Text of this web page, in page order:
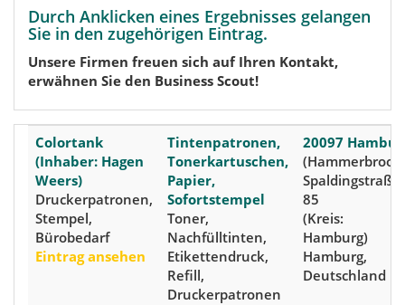
Durch Anklicken eines Ergebnisses gelangen
Sie in den zugehörigen Eintrag.
Unsere Firmen freuen sich auf Ihren Kontakt,
erwähnen Sie den Business Scout!
Colortank
(Inhaber: Hagen
Weers)
Druckerpatronen,
Stempel,
Bürobedarf
Eintrag ansehen
Tintenpatronen,
Tonerkartuschen,
Papier,
Sofortstempel
Toner,
Nachfülltinten,
Etikettendruck,
Refill,
Druckerpatronen
20097
Spaldingstraße
85
(Kreis:
Hamburg)
Hamburg,
Deutschland